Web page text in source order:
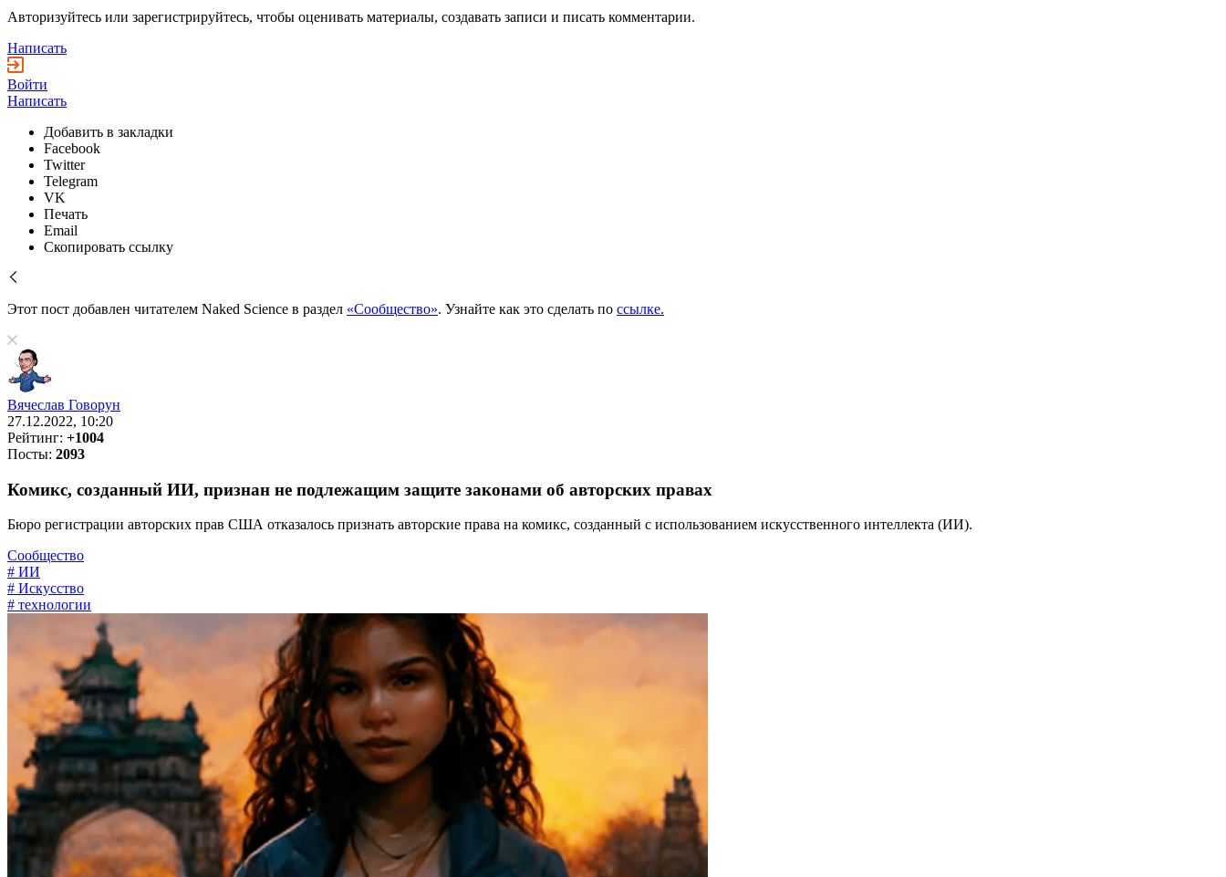
Авторизуйтесь или зарегистрируйтесь, чтобы оценивать материалы, создавать записи и писать комментарии.
Написать
Войти
Написать
Добавить в закладки
Facebook
Twitter
Telegram
VK
Печать
Email
Скопировать ссылку
Этот пост добавлен читателем Naked Science в раздел «Сообщество». Узнайте как это сделать по ссылке.
Вячеслав Говорун
27.12.2022, 10:20
Рейтинг: +1004
Посты: 2093
Комикс, созданный ИИ, признан не подлежащим защите законами об авторских правах
Бюро регистрации авторских прав США отказалось признать авторские права на комикс, созданный с использованием искусственного интеллекта (ИИ).
Сообщество
# ИИ
# Искусство
# технологии